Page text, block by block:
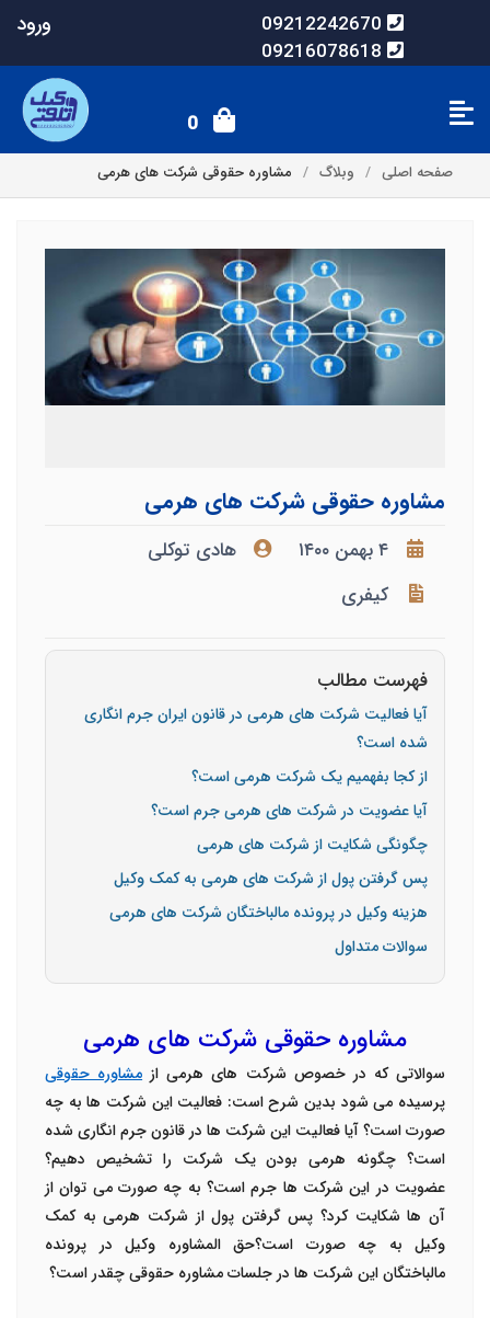
09212242670
09216078618
ورود
0
صفحه اصلی وبلاگ مشاوره حقوقی شرکت های هرمی
مشاوره حقوقی شرکت های هرمی
۴ بهمن ۱۴۰۰
هادی توکلی
کیفری
فهرست مطالب
آیا فعالیت شرکت های هرمی در قانون ایران جرم انگاری
شده است؟
از کجا بفهمیم یک شرکت هرمی است؟
آیا عضویت در شرکت های هرمی جرم است؟
چگونگی شکایت از شرکت های هرمی
پس گرفتن پول از شرکت های هرمی به کمک وکیل
هزینه وکیل در پرونده مالباختگان شرکت های هرمی
سوالات متداول
مشاوره حقوقی شرکت های هرمی
سوالاتی که در خصوص شرکت های هرمی ازمشاوره حقوقی
پرسیده می شود بدین شرح است: فعالیت این شرکت ها به چه
صورت است؟ آیا فعالیت این شرکت ها در قانون جرم انگاری شده
است؟ چگونه هرمی بودن یک شرکت را تشخیص دهیم؟
عضویت در این شرکت ها جرم است؟ به چه صورت می توان از
آن ها شکایت کرد؟ پس گرفتن پول از شرکت هرمی به کمک
وکیل به چه صورت است؟حق المشاوره وکیل در پرونده
مالباختگان این شرکت ها در جلسات مشاوره حقوقی چقدر است؟